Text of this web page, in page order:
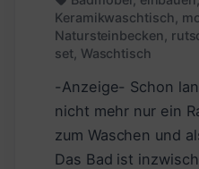
Keramikwaschtisch
Natursteinbecken
set, Waschtisch
-Anzeige- Schon
nicht mehr nur ein
zum Waschen und
Das Bad ist